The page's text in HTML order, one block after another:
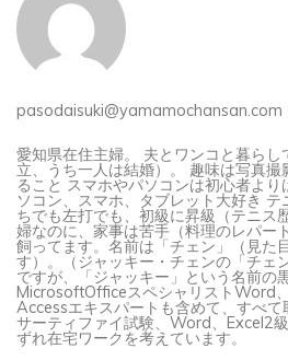
pasodaisuki@yamamochansan.com
愛知県在住主婦。 夫とワンコと暮らし
立、うち一人は結婚）。 趣味は写真撮
ること スマホやパソコンは初心者よ
ソコン、スマホ、タブレット大好き
ちでも左打でも、初級に昇級（テニス
婦なのに、家事は苦手（料理のレパー
飼ってます。名前は「チェン」（見た
す）。（ジャッキー・チェンの「チェ
ですが、「ジャッキー」という名前の
MicrosoftOfficeスペシャリストWord
Accessエキスパートも含めて、すべて
サーティファイ試験、Word、Excel2
ずれ在宅ワークを考えています。